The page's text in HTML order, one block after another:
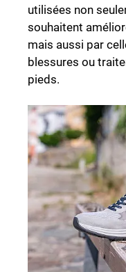
utilisées non
souhaitent
mais aussi par
blessures ou
pieds.